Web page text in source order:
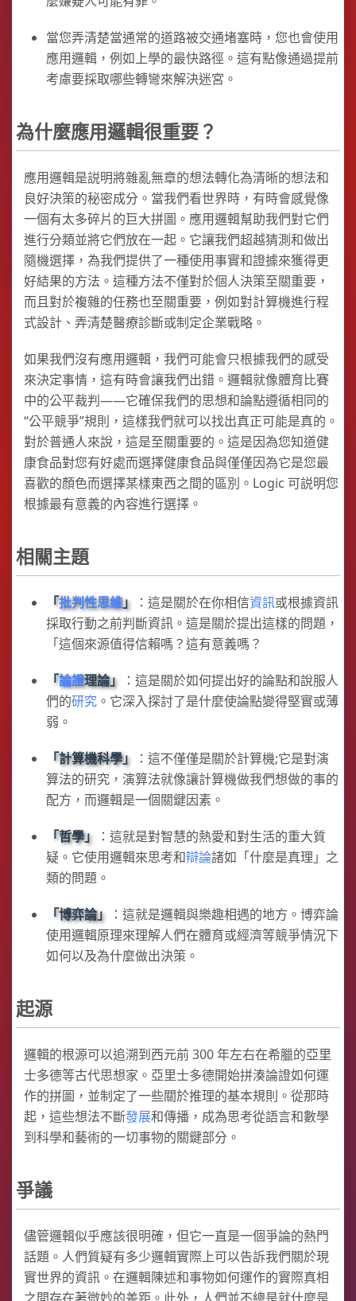
當您弄清楚當通常的道路被交通堵塞時，您也會使用
應用邏輯，例如上學的最快路徑。這有點像通過提前
考慮要採取哪些轉彎來解決迷宮。
為什麼應用邏輯很重要？
應用邏輯是説明將雜亂無章的想法轉化為清晰的想法和
良好決策的秘密成分。當我們看世界時，有時會感覺像
一個有太多碎片的巨大拼圖。應用邏輯幫助我們對它們
進行分類並將它們放在一起。它讓我們超越猜測和做出
隨機選擇，為我們提供了一種使用事實和證據來獲得更
好結果的方法。這種方法不僅對於個人決策至關重要，
而且對於複雜的任務也至關重要，例如對計算機進行程
式設計、弄清楚醫療診斷或制定企業戰略。
如果我們沒有應用邏輯，我們可能會只根據我們的感受
來決定事情，這有時會讓我們出錯。邏輯就像體育比賽
中的公平裁判——它確保我們的思想和論點遵循相同的
“公平競爭”規則，這樣我們就可以找出真正可能是真的。
對於普通人來說，這是至關重要的。這是因為您知道健
康食品對您有好處而選擇健康食品與僅僅因為它是您最
喜歡的顏色而選擇某樣東西之間的區別。Logic 可説明您
根據最有意義的內容進行選擇。
相關主題
批判性思維 ：這是關於在你相信資訊或根據資訊
採取行動之前判斷資訊。這是關於提出這樣的問題，
「這個來源值得信賴嗎？這有意義嗎？
論證理論
：這是關於如何提出好的論點和說服人
們的研究 。它深入探討了是什麼使論點變得堅實或薄
弱。
計算機科學
：這不僅僅是關於計算機;它是對演
算法的研究，演算法就像讓計算機做我們想做的事的
配方，而邏輯是一個關鍵因素。
哲學
：這就是對智慧的熱愛和對生活的重大質
疑。它使用邏輯來思考和辯論諸如「什麼是真理」之
類的問題。
博弈論
：這就是邏輯與樂趣相遇的地方。博弈論
使用邏輯原理來理解人們在體育或經濟等競爭情況下
如何以及為什麼做出決策。
起源
邏輯的根源可以追溯到西元前 300 年左右在希臘的亞里
士多德等古代思想家。亞里士多德開始拼湊論證如何運
作的拼圖，並制定了一些關於推理的基本規則。從那時
起，這些想法不斷發展和傳播，成為思考從語言和數學
到科學和藝術的一切事物的關鍵部分。
爭議
儘管邏輯似乎應該很明確，但它一直是一個爭論的熱門
話題。人們質疑有多少邏輯實際上可以告訴我們關於現
實世界的資訊。在邏輯陳述和事物如何運作的實際真相